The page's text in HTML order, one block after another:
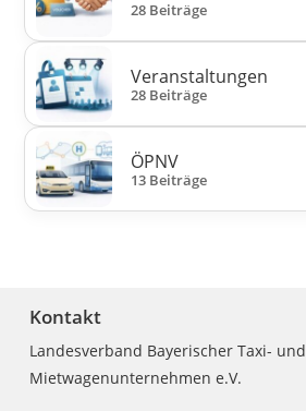
28 Beiträge
Veranstaltungen
28 Beiträge
ÖPNV
13 Beiträge
Kontakt
Landesverband Bayerischer Taxi- und
Mietwagenunternehmen e.V.